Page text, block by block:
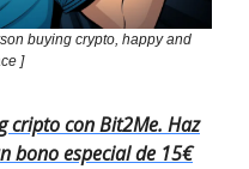
buying crypto, happy and
]
cripto con Bit2Me. Haz
bono especial de 15€